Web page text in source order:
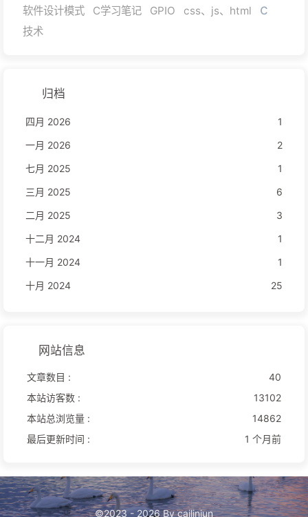
软件设计模式 C学习笔记 GPIO css、js、html c
技术
归档
四月 2026
1
一月 2026
2
七月 2025
1
三月 2025
6
二月 2025
3
十二月 2024
1
十一月 2024
1
十月 2024
25
网站信息
文章数目 :
40
本站访客数 :
13102
本站总浏览量 :
14862
最后更新时间 :
1 个月前
©2023 - 2026 By cailinjun